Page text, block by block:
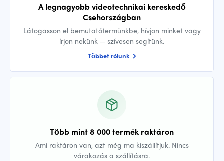
A legnagyobb videotechnikai kereskedő
Csehországban
Látogasson el bemutatótermünkbe, hívjon minket vagy
írjon nekünk — szívesen segítünk.
Többet rólunk
Több mint 8 000 termék raktáron
Ami raktáron van, azt még ma kiszállítjuk. Nincs
várakozás a szállításra.